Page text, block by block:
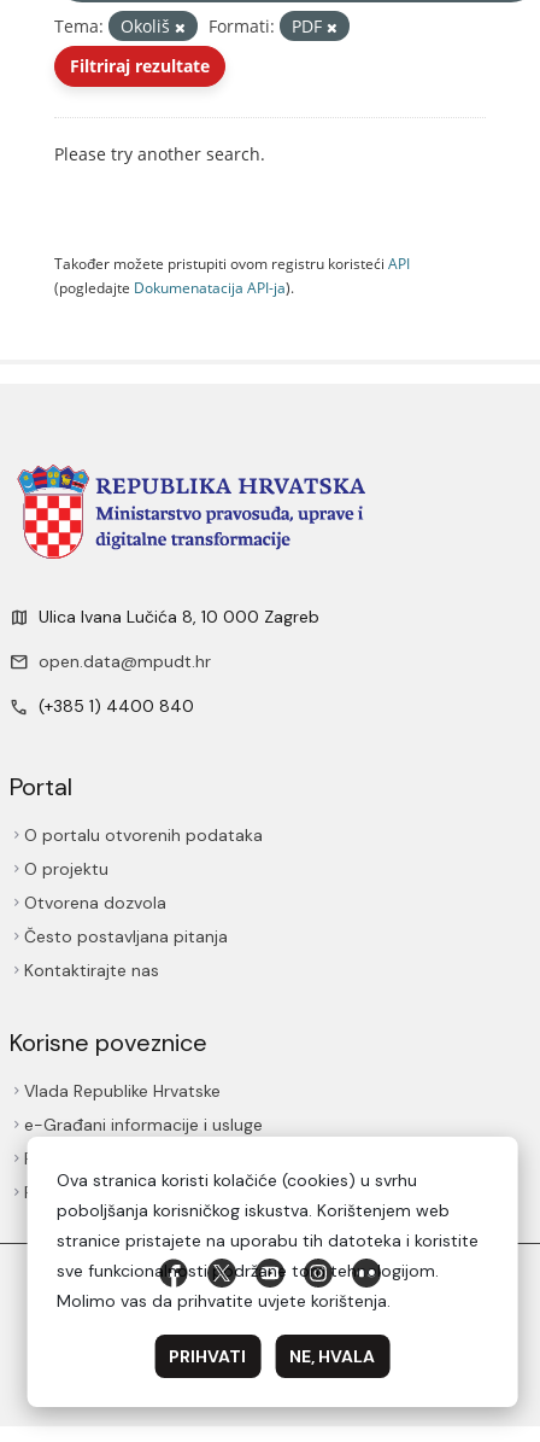
Tema:
Okoliš Formati:
PDF
Filtriraj rezultate
Please try another search.
Također možete pristupiti ovom registru koristeći API
(pogledajte Dokumenаtаcijа API-jа).